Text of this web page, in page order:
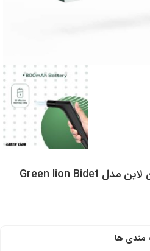
شیلنگ دوش و خودشور گرین لاین مدل Green lion Bidet
مندی ها